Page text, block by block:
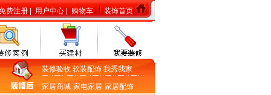
费注册 用户中心 购物车 装饰首页
装修验收 软装配饰 我秀我家
家居商城 家电家居 家居配饰